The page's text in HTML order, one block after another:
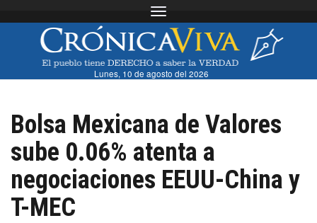
Toggle navigation
Lunes, 10 de agosto del 2026
Bolsa Mexicana de Valores
sube 0.06% atenta a
negociaciones EEUU-China y
T-MEC